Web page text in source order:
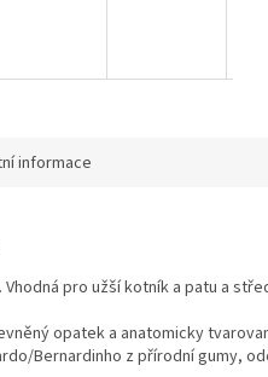
informace
pro užší kotník a patu a
opatek a anatomicky
Bernardinho z přírodní gumy,